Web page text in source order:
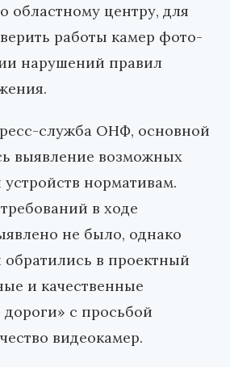
областному центру, для
работы камер фото-
нарушений правил
служба ОНФ, основной
выявление возможных
устройств нормативам.
в ходе
не было, однако
в проектный
и качественные
с просьбой
видеокамер.